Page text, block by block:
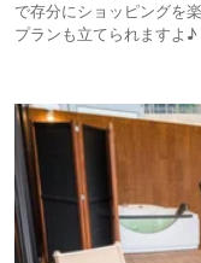
で存分にショッピングを
プランも立てられますよ♪